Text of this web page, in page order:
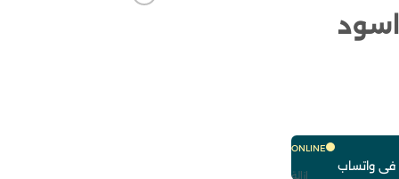
ONLINE
فى واتساب
إزالة